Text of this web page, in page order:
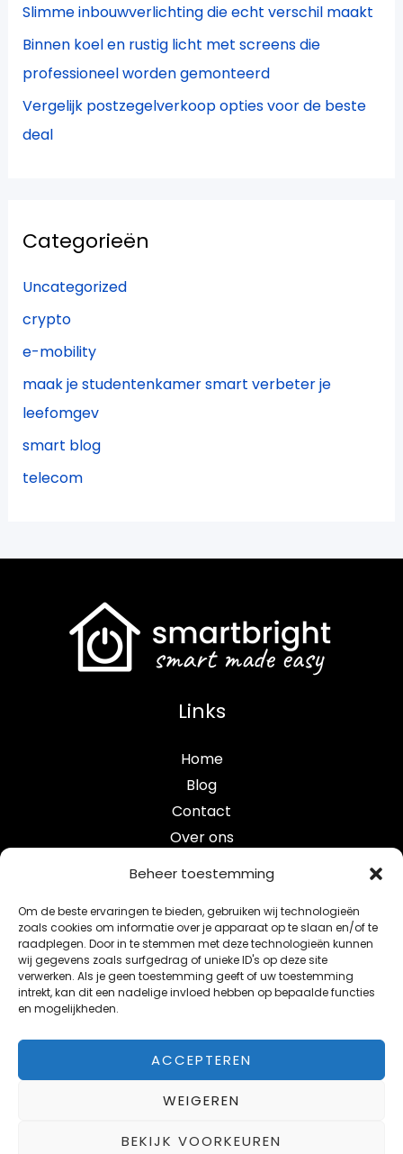
Beheer toestemming
Om de beste ervaringen te bieden, gebruiken wij technologieën
zoals cookies om informatie over je apparaat op te slaan en/of te
raadplegen. Door in te stemmen met deze technologieën kunnen
wij gegevens zoals surfgedrag of unieke ID's op deze site
verwerken. Als je geen toestemming geeft of uw toestemming
intrekt, kan dit een nadelige invloed hebben op bepaalde functies
en mogelijkheden.
ACCEPTEREN
WEIGEREN
BEKIJK VOORKEUREN
Slimme inbouwverlichting die echt verschil maakt
Binnen koel en rustig licht met screens die
professioneel worden gemonteerd
Vergelijk postzegelverkoop opties voor de beste
deal
Categorieën
Uncategorized
crypto
e-mobility
maak je studentenkamer smart verbeter je
leefomgev
smart blog
telecom
Links
Home
Blog
Contact
Over ons
Categorieën
crypto
e-mobility
maak je studentenkamer smart verbeter je leefomgev
smart blog
Copyright © 2026 Smartbright